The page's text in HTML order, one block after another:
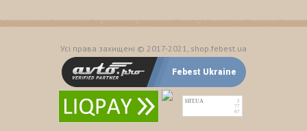
Усі права захищені © 2017-2021, shop.febest.ua
Febest Ukraine
HIT.UA
2
77
97